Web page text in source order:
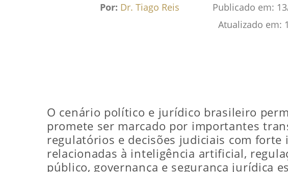
Por: Dr. Tiago Reis Publicado em:
Atualizado em:
O cenário político e jurídico brasileiro
promete ser marcado por importantes
regulatórios e decisões judiciais com
relacionadas à inteligência artificial,
público, governança e segurança jurídica